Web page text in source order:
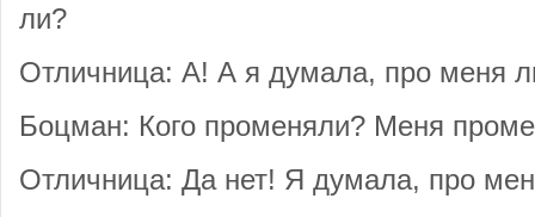
ли?
Отличница: А! А я думала, про меня
Боцман: Кого променяли? Меня
Отличница: Да нет! Я думала, про